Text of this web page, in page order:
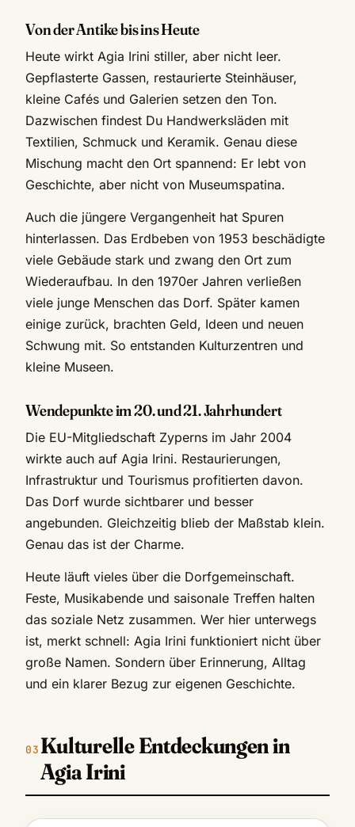
Von der Antike bis ins Heute
Heute wirkt Agia Irini stiller, aber nicht leer.
Gepflasterte Gassen, restaurierte Steinhäuser,
kleine Cafés und Galerien setzen den Ton.
Dazwischen findest Du Handwerksläden mit
Textilien, Schmuck und Keramik. Genau diese
Mischung macht den Ort spannend: Er lebt von
Geschichte, aber nicht von Museumspatina.
Auch die jüngere Vergangenheit hat Spuren
hinterlassen. Das Erdbeben von 1953 beschädigte
viele Gebäude stark und zwang den Ort zum
Wiederaufbau. In den 1970er Jahren verließen
viele junge Menschen das Dorf. Später kamen
einige zurück, brachten Geld, Ideen und neuen
Schwung mit. So entstanden Kulturzentren und
kleine Museen.
Wendepunkte im 20. und 21. Jahrhundert
Die EU-Mitgliedschaft Zyperns im Jahr 2004
wirkte auch auf Agia Irini. Restaurierungen,
Infrastruktur und Tourismus profitierten davon.
Das Dorf wurde sichtbarer und besser
angebunden. Gleichzeitig blieb der Maßstab klein.
Genau das ist der Charme.
Heute läuft vieles über die Dorfgemeinschaft.
Feste, Musikabende und saisonale Treffen halten
das soziale Netz zusammen. Wer hier unterwegs
ist, merkt schnell: Agia Irini funktioniert nicht über
große Namen. Sondern über Erinnerung, Alltag
und ein klarer Bezug zur eigenen Geschichte.
Kulturelle Entdeckungen in
Agia Irini